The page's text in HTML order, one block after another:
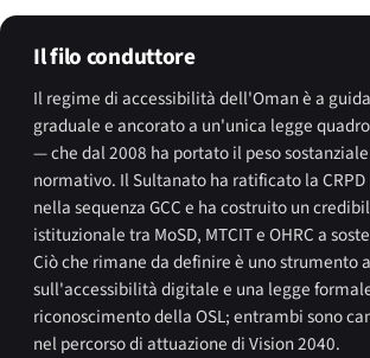
Il filo conduttore
Il regime di accessibilità dell'Oman è a
graduale e ancorato a un'unica legge
— che dal 2008 ha portato il peso
normativo. Il Sultanato ha ratificato la
nella sequenza GCC e ha costruito un
istituzionale tra MoSD, MTCIT e OHRC a
Ciò che rimane da definire è uno strumento
sull'accessibilità digitale e una legge
riconoscimento della OSL; entrambi sono
nel percorso di attuazione di Vision 2040.